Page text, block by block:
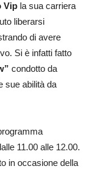
Vip la sua carriera
liberarsi
di avere
Si è infatti fatto
condotto da
sue abilità da
11.00 alle 12.00.
in occasione della